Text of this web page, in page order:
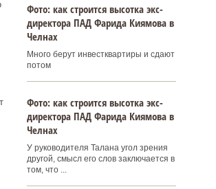
Фото: как строится высотка экс-
директора ПАД Фарида Киямова в
Челнах
Много берут инвестквартиры и сдают
потом
Фото: как строится высотка экс-
директора ПАД Фарида Киямова в
Челнах
У руководителя Талана угол зрения
другой, смысл его слов заключается в
том, что ...